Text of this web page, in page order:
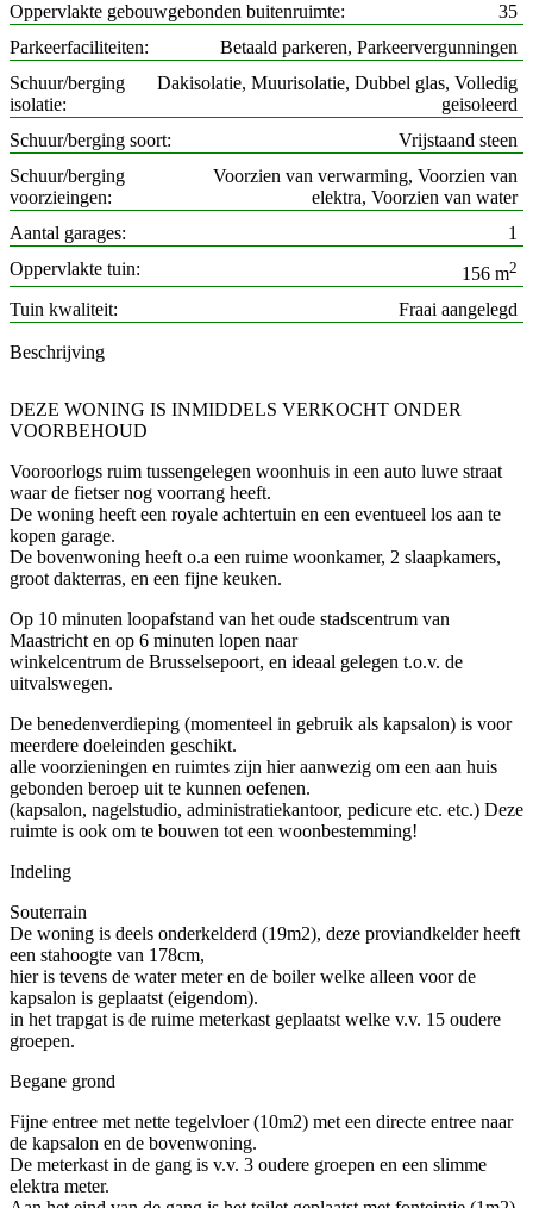
Oppervlakte gebouwgebonden buitenruimte
35
Parkeerfaciliteiten
Betaald parkeren, Parkeervergunningen
Schuur/berging
isolatie
Dakisolatie, Muurisolatie, Dubbel glas, Volledig
geisoleerd
Schuur/berging soort
Vrijstaand steen
Schuur/berging
voorzieingen
Voorzien van verwarming, Voorzien van
elektra, Voorzien van water
Aantal garages
1
Oppervlakte tuin
156 m2
Tuin kwaliteit Fraai aangelegd
Beschrijving
DEZE WONING IS INMIDDELS VERKOCHT ONDER
VOORBEHOUD
Vooroorlogs ruim tussengelegen woonhuis in een auto luwe straat
waar de fietser nog voorrang heeft.
De woning heeft een royale achtertuin en een eventueel los aan te
kopen garage.
De bovenwoning heeft o.a een ruime woonkamer, 2 slaapkamers,
groot dakterras, en een fijne keuken.
Op 10 minuten loopafstand van het oude stadscentrum van
Maastricht en op 6 minuten lopen naar
winkelcentrum de Brusselsepoort, en ideaal gelegen t.o.v. de
uitvalswegen.
De benedenverdieping (momenteel in gebruik als kapsalon) is voor
meerdere doeleinden geschikt.
alle voorzieningen en ruimtes zijn hier aanwezig om een aan huis
gebonden beroep uit te kunnen oefenen.
(kapsalon, nagelstudio, administratiekantoor, pedicure etc. etc.) Deze
ruimte is ook om te bouwen tot een woonbestemming!
Indeling
Souterrain
De woning is deels onderkelderd (19m2), deze proviandkelder heeft
een stahoogte van 178cm,
hier is tevens de water meter en de boiler welke alleen voor de
kapsalon is geplaatst (eigendom).
in het trapgat is de ruime meterkast geplaatst welke v.v. 15 oudere
groepen.
Begane grond
Fijne entree met nette tegelvloer (10m2) met een directe entree naar
de kapsalon en de bovenwoning.
De meterkast in de gang is v.v. 3 oudere groepen en een slimme
elektra meter.